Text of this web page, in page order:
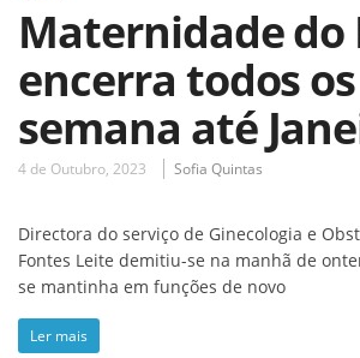
Maternidade do
encerra todos
semana até
4 de Outubro, 2023 Sofia Quintas
Directora do serviço de Ginecologia e
Fontes Leite demitiu-se na manhã de
se mantinha em funções de novo
Ler mais